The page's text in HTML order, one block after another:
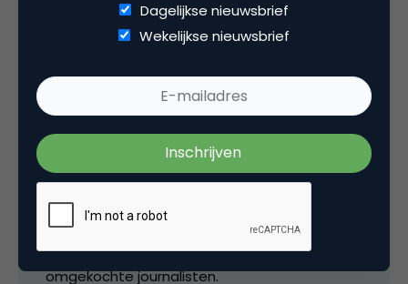
Vooral voor regimes in Syrie en Egypte. Voor
bedrijven als BP en Halliburton. Voor regeringen
kerk. Voor machtige mediabedrijven en
multinationals die liever in de luwte bakken
met geld waren blijven verdienen aan de
onmondige consument. Sociale Media weten
wel raad met doofpotten, dictators en
omgekochte journalisten.
Dagelijkse nieuwsbrief
Wekelijkse nieuwsbrief